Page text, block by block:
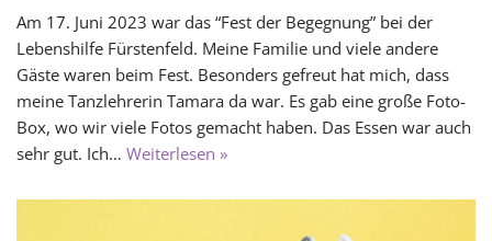
Am 17. Juni 2023 war das “Fest der Begegnung” bei der
Lebenshilfe Fürstenfeld. Meine Familie und viele andere
Gäste waren beim Fest. Besonders gefreut hat mich, dass
meine Tanzlehrerin Tamara da war. Es gab eine große Foto-
Box, wo wir viele Fotos gemacht haben. Das Essen war auch
sehr gut. Ich… Weiterlesen »